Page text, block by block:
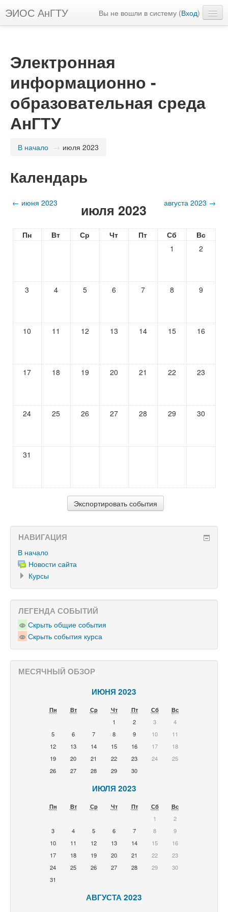
ЭИОС АнГТУ Вы не вошли в систему (Вход)
Электронная
информационно -
образовательная среда
АнГТУ
В начало → июля 2023
Календарь
← июня 2023 июля 2023 августа 2023 →
Пн Вт Ср Чт Пт Сб
Вс
1
2
3 4 5 6 7 8 9
10 11 12 13 14 15 16
17 18 19 20 21 22 23
24 25 26 27 28 29 30
31
НАВИГАЦИЯ
В начало
Новости сайта
Курсы
ЛЕГЕНДА СОБЫТИЙ
Скрыть общие события
Скрыть события курса
МЕСЯЧНЫЙ ОБЗОР
ИЮНЯ 2023
Пн Вт Ср Чт Пт Сб
Вс
1
2 3
4
5
6 7 8 9 10
11
12
13 14 15 16 17
18
19
20 21 22 23 24
25
26
27 28 29 30
ИЮЛЯ 2023
Пн Вт Ср Чт Пт Сб
Вс
1
2
3
4 5 6 7 8
9
10
11 12 13 14 15
16
17
18 19 20 21 22
23
24
25 26 27 28 29
30
31
АВГУСТА 2023